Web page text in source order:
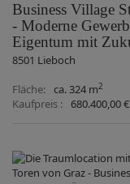
Business Village
- Moderne
Eigentum mit
8501 Lieboch
Fläche
ca. 324 m2
Kaufpreis 680.400,00 €